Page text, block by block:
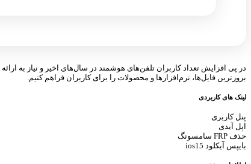
در پی افزایش تعداد کاربران تلفن‌های هوشمند در سال‌های اخیر و نیاز به
بروزترین فایل‌ها، نرم‌افزارها و محصولات را برای کاربران فراهم کنیم.
لینک های کاربردی
پنل کاربری
اپل آیدی
حذف FRP سامسونگ
بایپس آیکلود ios15